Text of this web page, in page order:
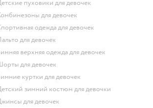
Детские пуховики для девочек
Комбинезоны для девочек
Спортивная одежда для девочек
Пальто для девочек
Зимняя верхняя одежда для девочек
Шорты для девочек
Зимние куртки для девочек
Детский зимний костюм для девочки
Джинсы для девочек